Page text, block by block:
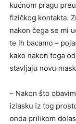
kućnom pragu
fizičkog kontakta.
nakon čega se mi
te ih bacamo –
kako nakon toga
stavljaju novu
– Nakon što
izlasku iz tog
onda prilikom